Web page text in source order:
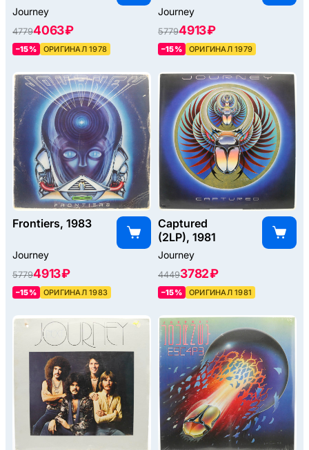
Journey
47794063 ₽
–15% ОРИГИНАЛ 1978
Journey
57794913 ₽
–15% ОРИГИНАЛ 1979
Frontiers, 1983
Journey
57794913 ₽
–15% ОРИГИНАЛ 1983
Captured
(2LP), 1981
Journey
44493782 ₽
–15% ОРИГИНАЛ 1981